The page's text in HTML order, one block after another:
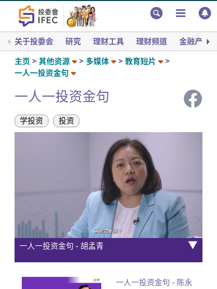
关于投委会 研究 理财工具 理财频道 金融产品
主页 其他资源 多媒体
教育短片
一人一投资金句
一人一投资金句
学投资 投资
一人一投资金句 - 胡孟青 ▼
一人一投资金句 - 陈永